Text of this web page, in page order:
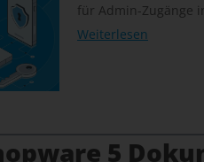
für Admin-Zugänge
Weiterlesen
5